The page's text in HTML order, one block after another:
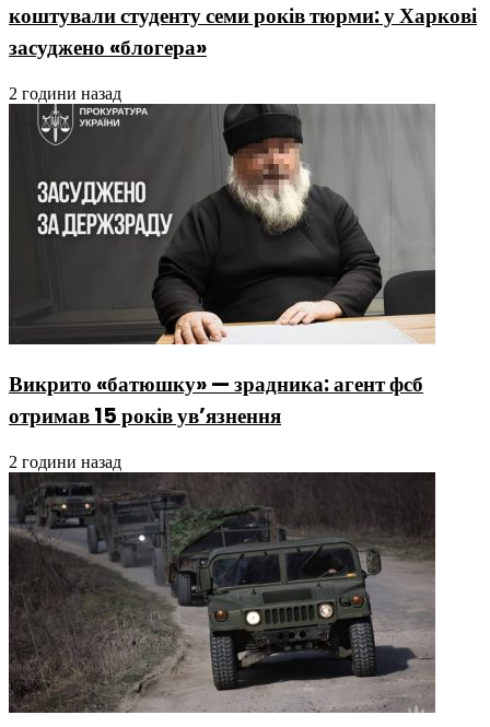
коштували студенту семи років тюрми: у Харкові
засуджено «блогера»
2 години назад
Викрито «батюшку» — зрадника: агент фсб
отримав 15 років ув’язнення
2 години назад